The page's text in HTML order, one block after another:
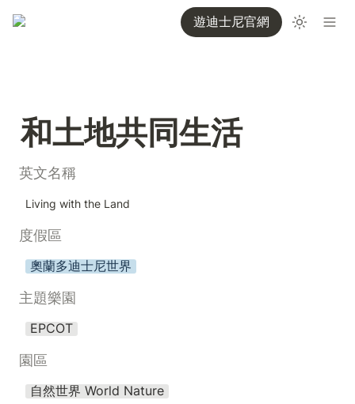
遊迪士尼官網
和土地共同生活
英文名稱
Living with the Land
度假區
奧蘭多迪士尼世界
主題樂園
EPCOT
園區
自然世界 World Nature